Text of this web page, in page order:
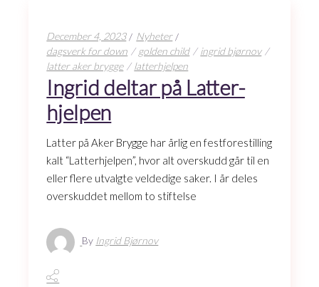
December 4, 2023
Nyheter
dagsverk for down
golden child
ingrid bjørnov
latter aker brygge
latterhjelpen
Ingrid deltar på Latter-
hjelpen
Latter på Aker Brygge har årlig en festforestilling
kalt “Latterhjelpen”, hvor alt overskudd går til en
eller flere utvalgte veldedige saker. I år deles
overskuddet mellom to stiftelse
By Ingrid Bjørnov